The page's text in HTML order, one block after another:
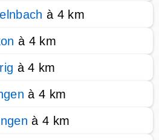
à 4 km
à 4 km
à 4 km
à 4 km
à 4 km